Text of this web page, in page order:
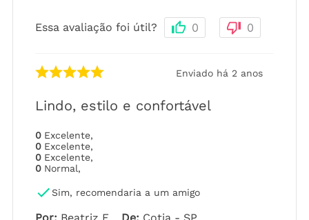
Essa avaliação foi útil? 0 0
Enviado há 2 anos
Lindo, estilo e confortável
0 Excelente,
0 Excelente,
0 Excelente,
0 Normal,
Sim, recomendaria a um amigo
Por: Beatriz F. De: Cotia - SP